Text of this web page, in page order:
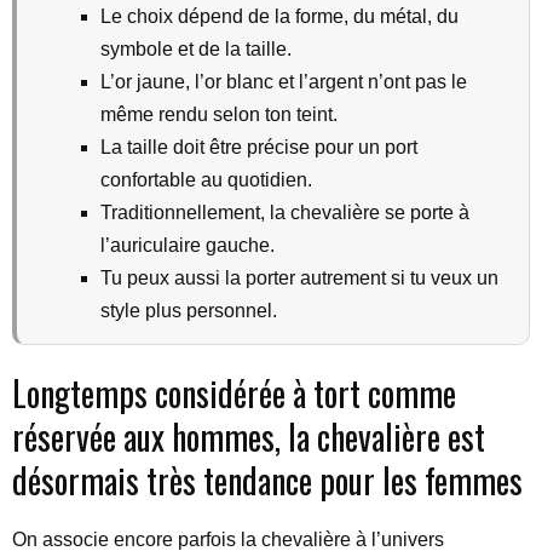
Le choix dépend de la forme, du métal, du
symbole et de la taille.
L’or jaune, l’or blanc et l’argent n’ont pas le
même rendu selon ton teint.
La taille doit être précise pour un port
confortable au quotidien.
Traditionnellement, la chevalière se porte à
l’auriculaire gauche.
Tu peux aussi la porter autrement si tu veux un
style plus personnel.
Longtemps considérée à tort comme
réservée aux hommes, la chevalière est
désormais très tendance pour les femmes
On associe encore parfois la chevalière à l’univers